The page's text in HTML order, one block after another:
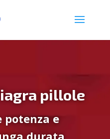
pillole
e
durata